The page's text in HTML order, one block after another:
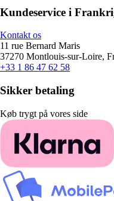
Kundeservice i
Kontakt os
11 rue Bernard Maris
37270 Montlouis-sur-Loire,
+33 1 86 47 62 58
Sikker betaling
Køb trygt på vores side